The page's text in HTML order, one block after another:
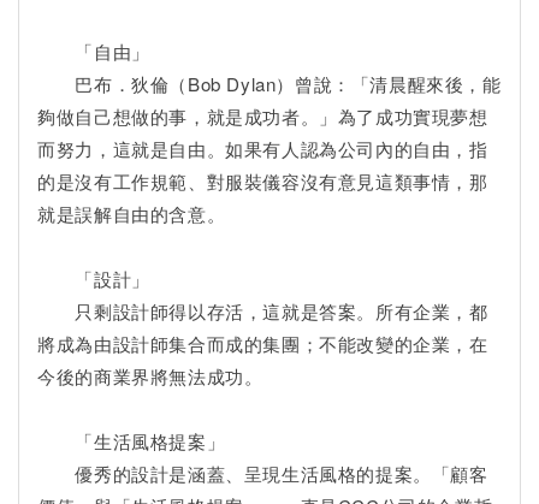
「自由」
巴布．狄倫（Bob Dylan）曾說：「清晨醒來後，能
夠做自己想做的事，就是成功者。」為了成功實現夢想
而努力，這就是自由。如果有人認為公司內的自由，指
的是沒有工作規範、對服裝儀容沒有意見這類事情，那
就是誤解自由的含意。
「設計」
只剩設計師得以存活，這就是答案。所有企業，都
將成為由設計師集合而成的集團；不能改變的企業，在
今後的商業界將無法成功。
「生活風格提案」
優秀的設計是涵蓋、呈現生活風格的提案。「顧客